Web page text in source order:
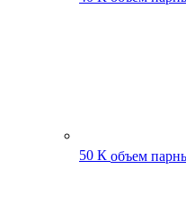
50 К объем